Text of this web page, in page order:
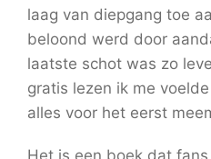
laag van diepgang toe
beloond werd door
laatste schot was zo
gratis lezen ik me
alles voor het eerst
Het is een boek dat